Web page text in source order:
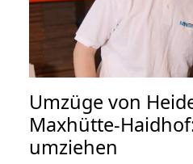
Umzüge von
Maxhütte-
umziehen